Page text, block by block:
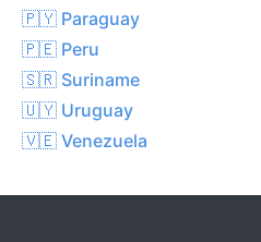
🇵🇾 Paraguay
🇵🇪 Peru
🇸🇷 Suriname
🇺🇾 Uruguay
🇻🇪 Venezuela